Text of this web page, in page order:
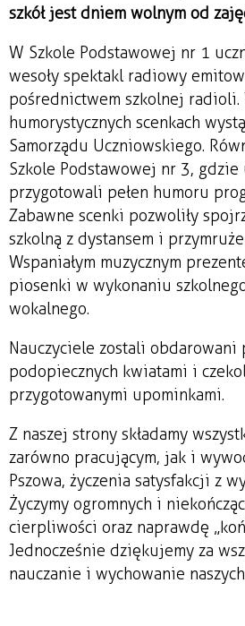
szkół jest dniem wolnym od
W Szkole Podstawowej nr 1
wesoły spektakl radiowy
pośrednictwem szkolnej radioli.
humorystycznych scenkach
Samorządu Uczniowskiego.
Szkole Podstawowej nr 3,
przygotowali pełen humoru
Zabawne scenki pozwoliły
szkolną z dystansem i
Wspaniałym muzycznym
piosenki w wykonaniu
wokalnego.
Nauczyciele zostali obdarowani
podopiecznych kwiatami i
przygotowanymi upominkami.
Z naszej strony składamy
zarówno pracującym, jak i
Pszowa, życzenia satysfakcji z
Życzymy ogromnych i
cierpliwości oraz naprawdę
Jednocześnie dziękujemy za
nauczanie i wychowanie